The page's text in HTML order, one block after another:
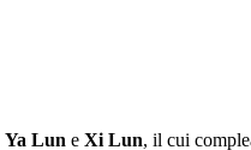
Ya Lun e Xi Lun, il cui